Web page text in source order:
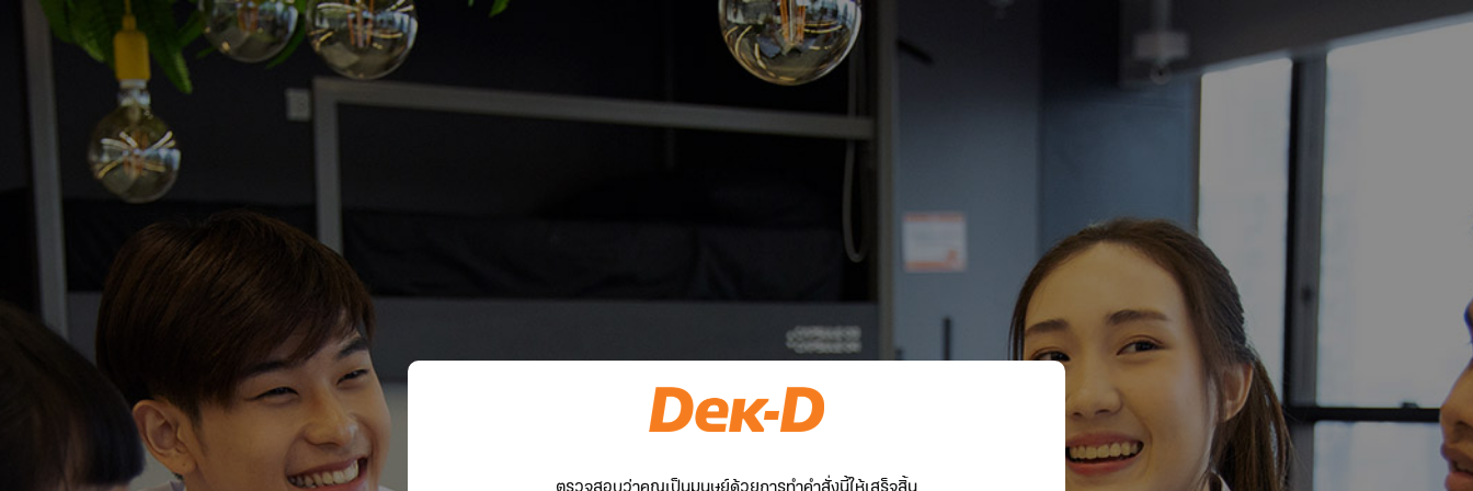
ตรวจสอบว่าคุณเป็นมนุษย์ด้วยการทำคำสั่งนี้ให้เสร็จสิ้น